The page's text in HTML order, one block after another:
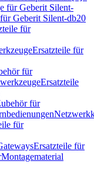
für Geberit Silent-
Geberit Silent-db20
für
Ersatzteile für
für
Ersatzteile
für
für
Ersatzteile für
Montagematerial